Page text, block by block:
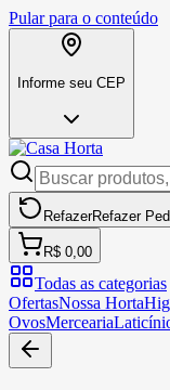
Pular para o conteúdo
Informe seu CEP
RefazerRefazer
R$ 0,00
Todas as categorias
OfertasNossa Horta
OvosMercearia